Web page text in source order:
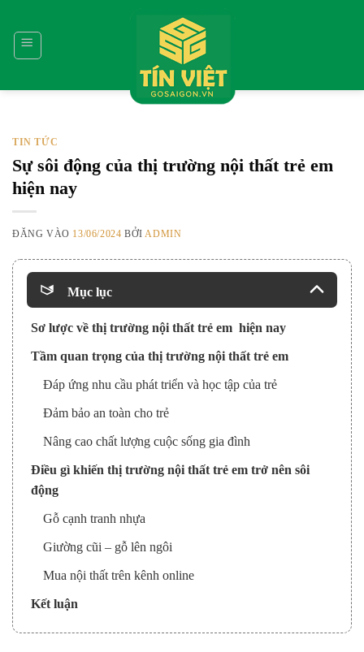
qua
nội
TIN TỨC
Sự sôi động của thị trường nội thất trẻ em
hiện nay
ĐĂNG VÀO 13/06/2024 BỞI ADMIN
Mục lục
Sơ lược về thị trường nội thất trẻ em hiện nay
Tầm quan trọng của thị trường nội thất trẻ em
Đáp ứng nhu cầu phát triển và học tập của trẻ
Đảm bảo an toàn cho trẻ
Nâng cao chất lượng cuộc sống gia đình
Điều gì khiến thị trường nội thất trẻ em trở nên sôi
động
Gỗ cạnh tranh nhựa
Giường cũi – gỗ lên ngôi
Mua nội thất trên kênh online
Kết luận